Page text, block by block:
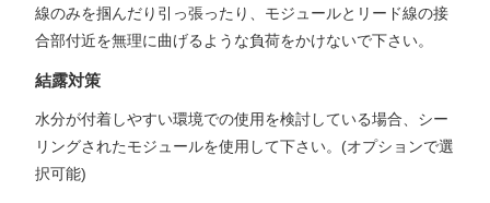
線のみを掴んだり引っ張ったり、モジュールとリード線の接
合部付近を無理に曲げるような負荷をかけないで下さい。
結露対策
水分が付着しやすい環境での使用を検討している場合、シー
リングされたモジュールを使用して下さい。(オプションで選
択可能)